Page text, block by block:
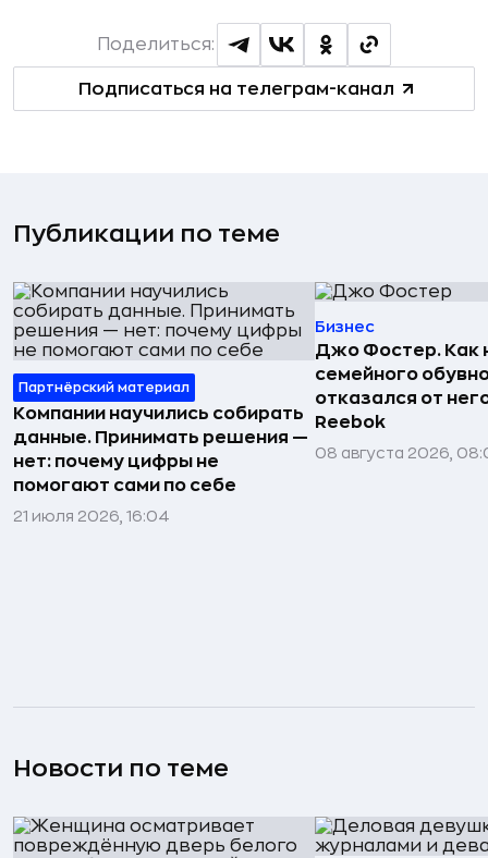
Подписаться на телеграм-канал
Поделиться:
Публикации по теме
Партнёрский материал
Компании научились собирать
данные. Принимать решения —
нет: почему цифры не
помогают сами по себе
21 июля 2026, 16:04
Бизнес
Джо Фостер. Как
семейного
отказался от
Reebok
08 августа 2026,
Новости по теме